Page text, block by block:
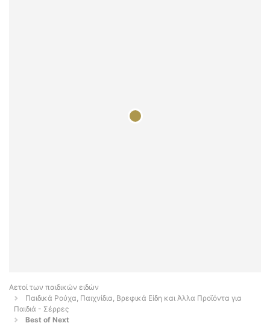
Αετοί των παιδικών ειδών
Παιδικά Ρούχα, Παιχνίδια, Βρεφικά Είδη και Άλλα Προϊόντα για
Παιδιά - Σέρρες
Best of Next